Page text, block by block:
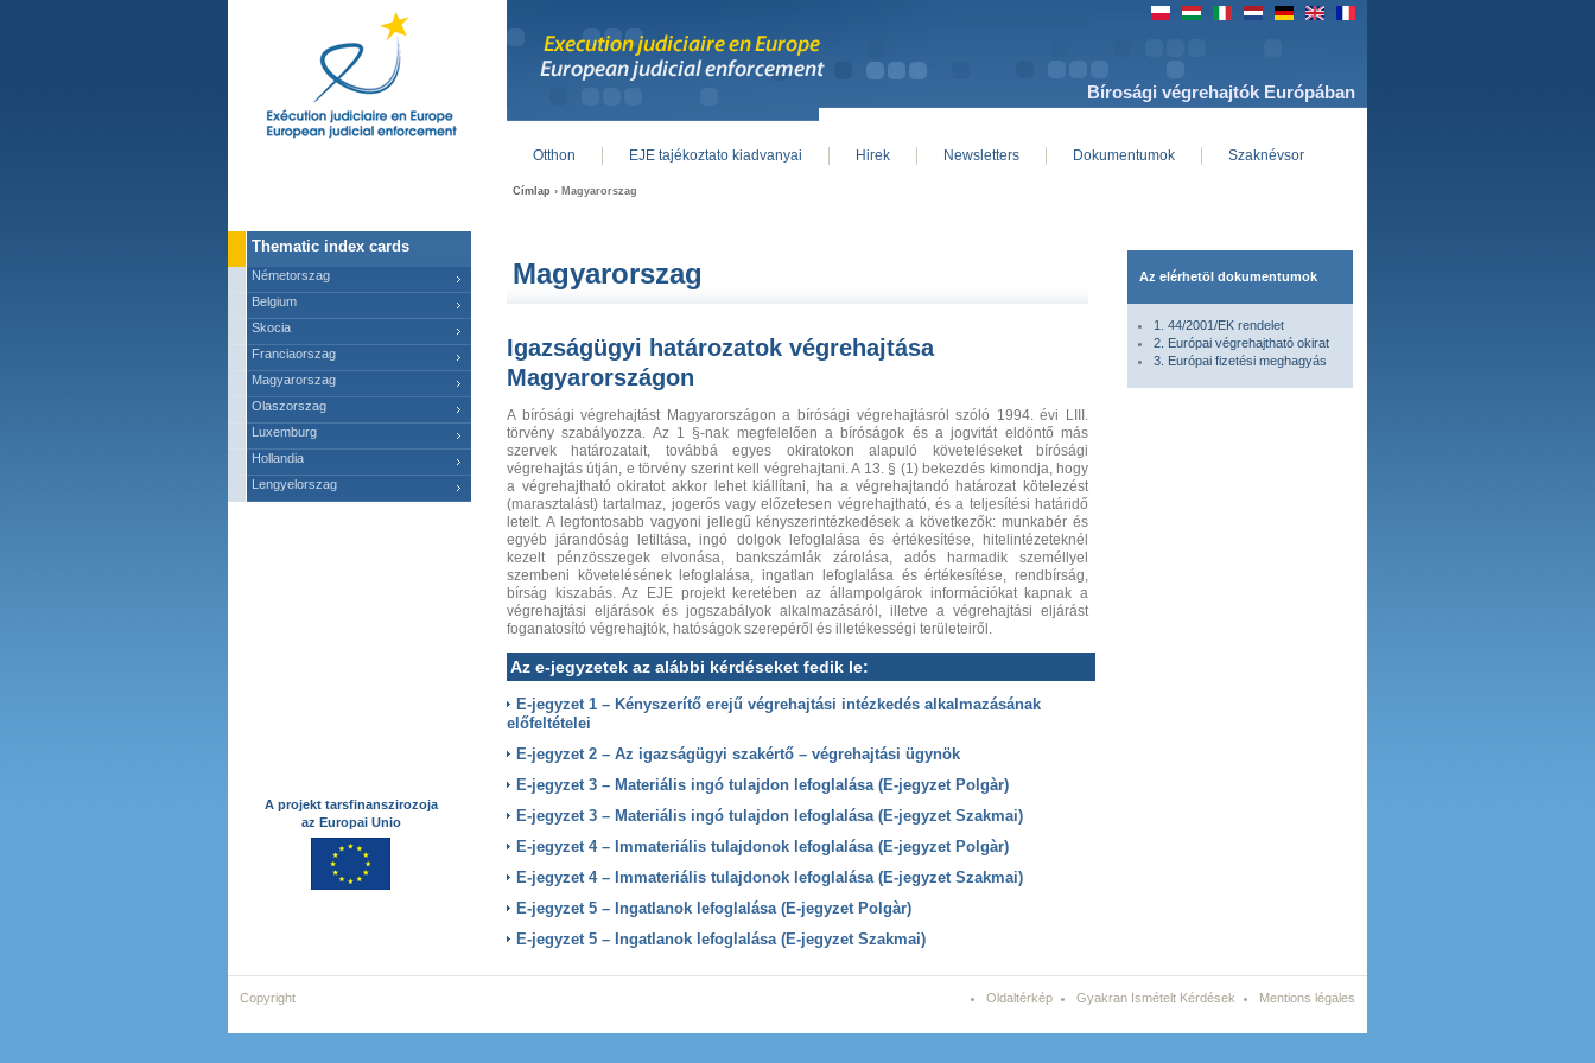
Bírosági végrehajtók Európában
Címlap › Magyarorszag
Magyarorszag
Igazságügyi határozatok végrehajtása
Magyarországon
A bírósági végrehajtást Magyarországon a bírósági végrehajtásról szóló 1994. évi LIII.
törvény szabályozza. Az 1 §-nak megfelelően a bíróságok és a jogvitát eldöntő más
szervek határozatait, továbbá egyes okiratokon alapuló követeléseket bírósági
végrehajtás útján, e törvény szerint kell végrehajtani. A 13. § (1) bekezdés kimondja, hogy
a végrehajtható okiratot akkor lehet kiállítani, ha a végrehajtandó határozat kötelezést
(marasztalást) tartalmaz, jogerős vagy előzetesen végrehajtható, és a teljesítési határidő
letelt. A legfontosabb vagyoni jellegű kényszerintézkedések a következők: munkabér és
egyéb járandóság letiltása, ingó dolgok lefoglalása és értékesítése, hitelintézeteknél
kezelt pénzösszegek elvonása, bankszámlák zárolása, adós harmadik személlyel
szembeni követelésének lefoglalása, ingatlan lefoglalása és értékesítése, rendbírság,
bírság kiszabás. Az EJE projekt keretében az állampolgárok információkat kapnak a
végrehajtási eljárások és jogszabályok alkalmazásáról, illetve a végrehajtási eljárást
foganatosító végrehajtók, hatóságok szerepéről és illetékességi területeiről.
Az e-jegyzetek az alábbi kérdéseket fedik le:
E-jegyzet 1 – Kényszerítő erejű végrehajtási intézkedés alkalmazásának
előfeltételei
E-jegyzet 2 – Az igazságügyi szakértő – végrehajtási ügynök
E-jegyzet 3 – Materiális ingó tulajdon lefoglalása (E-jegyzet Polgàr)
E-jegyzet 3 – Materiális ingó tulajdon lefoglalása (E-jegyzet Szakmai)
E-jegyzet 4 – Immateriális tulajdonok lefoglalása (E-jegyzet Polgàr)
E-jegyzet 4 – Immateriális tulajdonok lefoglalása (E-jegyzet Szakmai)
E-jegyzet 5 – Ingatlanok lefoglalása (E-jegyzet Polgàr)
E-jegyzet 5 – Ingatlanok lefoglalása (E-jegyzet Szakmai)
Otthon EJE tajékoztato kiadvanyai Hirek Newsletters Dokumentumok Szaknévsor
Thematic index cards
Németorszag
Belgium
Skocia
Franciaorszag
Magyarorszag
Olaszorszag
Luxemburg
Hollandia
Lengyelorszag
A projekt tarsfinanszirozoja
az Europai Unio
Az elérhetöl dokumentumok
1. 44/2001/EK rendelet
2. Európai végrehajtható okirat
3. Európai fizetési meghagyás
Copyright Oldaltérkép Gyakran Ismételt Kérdések Mentions légales